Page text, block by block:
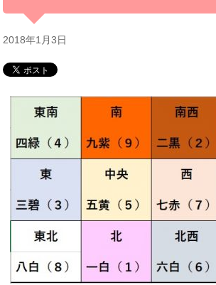
2018年1月3日